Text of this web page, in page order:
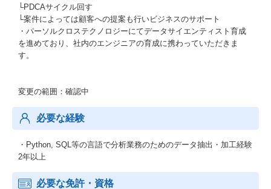
└PDCAサイクル回す
└案件によっては顧客への提案も行いビジネスのサポート
・パーソルクロステクノロジーにてデータサイエンティスト育成
を進めており、社内のエンジニアの育成に携わっていただきま
す。
変更の範囲：確認中
必要な経験
・Python, SQL等の言語で分析業務のためのデータ抽出・加工経験
2年以上
必要な免許・資格